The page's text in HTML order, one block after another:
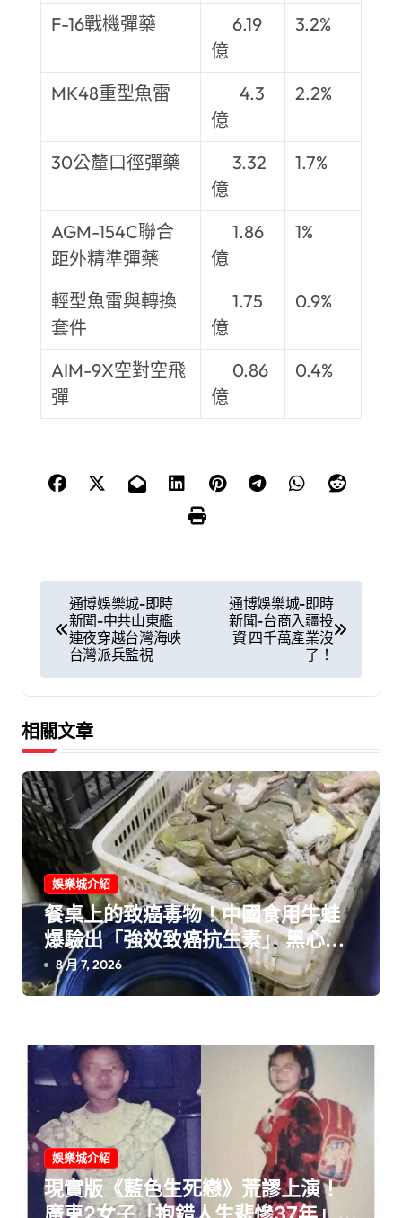
F-16戰機彈藥
6.19
億
3.2%
MK48重型魚雷
4.3
億
2.2%
30公釐口徑彈藥
3.32
億
1.7%
AGM-154C聯合
距外精準彈藥
1.86
億
1%
輕型魚雷與轉換
套件
1.75
億
0.9%
AIM-9X空對空飛
彈
0.86
億
0.4%
章
導
覽
通博娛樂城-即時
新聞-中共山東艦
連夜穿越台灣海峽
台灣派兵監視
通博娛樂城-即時
新聞-台商入疆投
資 四千萬產業沒
了！
相關文章
娛樂城介紹
餐桌上的致癌毒物！中國食用牛蛙
爆驗出「強效致癌抗生素」 黑心業
者囂張嗆：官府檢查隨便弄弄就
好！
8 月 7, 2026
娛樂城介紹
現實版《藍色生死戀》荒謬上演！
廣東2女子「抱錯人生悲慘37年」